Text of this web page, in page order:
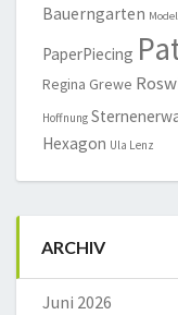
Bauerngarten
PaperPiecing
Regina Grewe
Hoffnung
Hexagon Ula Lenz
ARCHIV
Juni 2026